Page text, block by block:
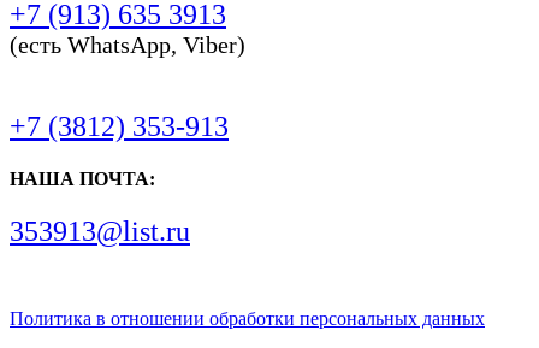
+7 (913) 635 3913
(есть WhatsApp, Viber)
+7 (3812) 353-913
НАША ПОЧТА:
353913@list.ru
Политика в отношении обработки персональных данных